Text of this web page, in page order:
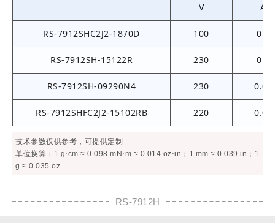
V A
RS-7912SHC2J2-1870D 100 0.1
RS-7912SH-15122R 230 0.2
RS-7912SH-09290N4 230 0.03
RS-7912SHFC2J2-15102RB 220 0.07
技术参数仅供参考，可提供定制
单位换算：1 g⋅cm ≈ 0.098 mN⋅m ≈ 0.014 oz⋅in；1 mm ≈ 0.039 in；1
g ≈ 0.035 oz
RS-7912H